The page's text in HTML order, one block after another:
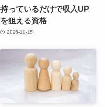
持っているだけで収入UP
を狙える資格
2025-10-15